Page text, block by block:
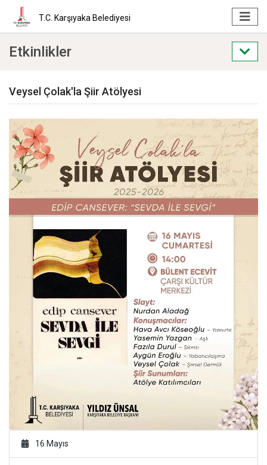
T.C. Karşıyaka Belediyesi
Etkinlikler
Veysel Çolak'la Şiir Atölyesi
16 Mayıs